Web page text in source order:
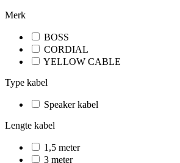
Merk
BOSS
CORDIAL
YELLOW CABLE
Type kabel
Speaker kabel
Lengte kabel
1,5 meter
3 meter